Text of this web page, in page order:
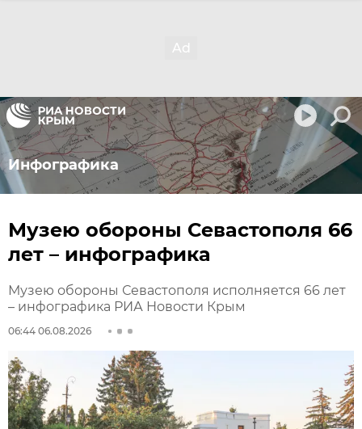
Инфографика
Музею обороны Севастополя 66
лет – инфографика
Музею обороны Севастополя исполняется 66 лет
– инфографика РИА Новости Крым
06:44 06.08.2026